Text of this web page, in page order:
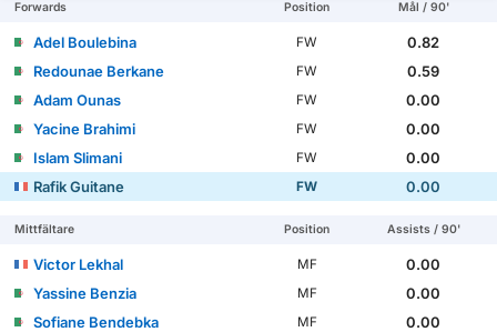
Forwards Position Mål / 90'
Adel Boulebina FW
0.82
Redounae Berkane
FW
0.59
Adam Ounas
FW
0.00
Yacine Brahimi
FW
0.00
Islam Slimani
FW
0.00
Rafik Guitane
FW 0.00
Mittfältare Position Assists / 90'
Victor Lekhal MF
0.00
Yassine Benzia
MF
0.00
Sofiane Bendebka
MF
0.00